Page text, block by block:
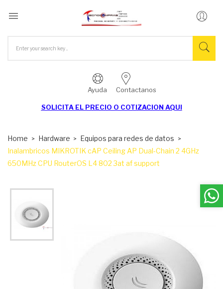

Ayuda Contactanos
SOLICITA EL PRECIO O COTIZACION AQUI
Home Hardware
Equipos para redes de datos
Inalambricos MIKROTIK cAP Ceiling AP Dual-Chain 2 4GHz
650MHz CPU RouterOS L4 802 3at af support